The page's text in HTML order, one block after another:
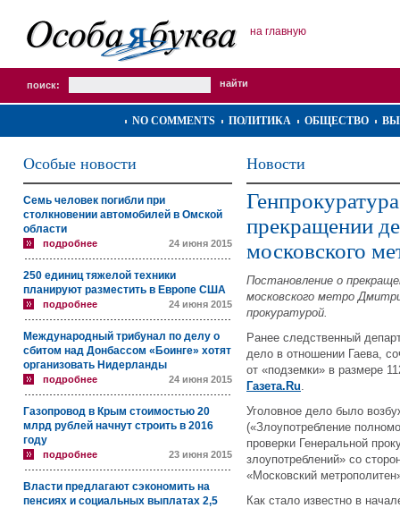
на главную
поиск:
NO COMMENTS ПОЛИТИКА ОБЩЕСТВО
Особые новости
Семь человек погибли при
столкновении автомобилей в Омской
области
подробнее 24 июня 2015
250 единиц тяжелой техники
планируют разместить в Европе США
подробнее 24 июня 2015
Международный трибунал по делу о
сбитом над Донбассом «Боинге» хотят
организовать Нидерланды
подробнее 24 июня 2015
Газопровод в Крым стоимостью 20
млрд рублей начнут строить в 2016
году
подробнее 23 июня 2015
Власти предлагают сэкономить на
пенсиях и социальных выплатах 2,5
Новости
прекращении
московского
Постановление о
московского метро
прокуратурой.
Ранее следственный
дело в отношении Гаева,
от «подземки» в размере
Газета.Ru.
Уголовное дело было
(«Злоупотребление
проверки Генеральной
злоупотреблений» со
«Московский
Как стало известно в